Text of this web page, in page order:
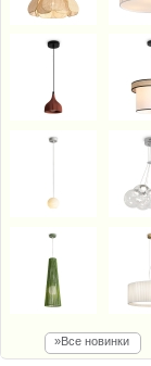
»Все новинки